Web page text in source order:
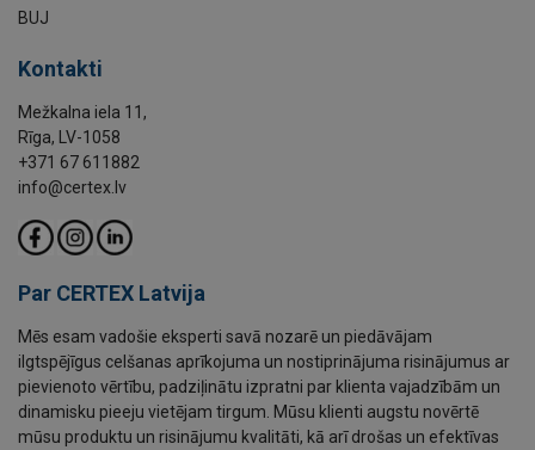
BUJ
Kontakti
Mežkalna iela 11,
Rīga, LV-1058
+371 67 611882
info@certex.lv
Par CERTEX Latvija
Mēs esam vadošie eksperti savā nozarē un piedāvājam
ilgtspējīgus celšanas aprīkojuma un nostiprinājuma risinājumus ar
pievienoto vērtību, padziļinātu izpratni par klienta vajadzībām un
dinamisku pieeju vietējam tirgum. Mūsu klienti augstu novērtē
mūsu produktu un risinājumu kvalitāti, kā arī drošas un efektīvas